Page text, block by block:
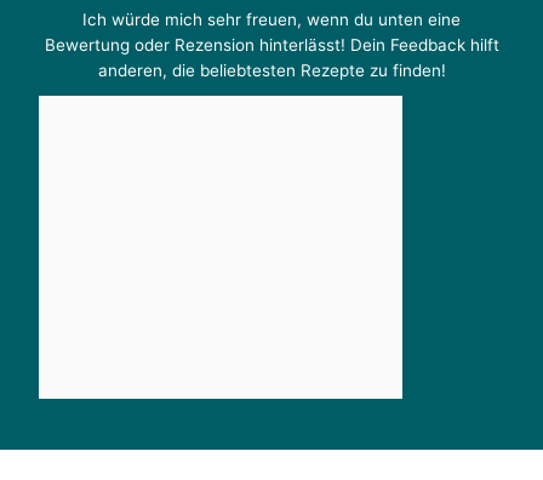
Ich würde mich sehr freuen, wenn du unten eine
Bewertung oder Rezension hinterlässt! Dein Feedback hilft
anderen, die beliebtesten Rezepte zu finden!